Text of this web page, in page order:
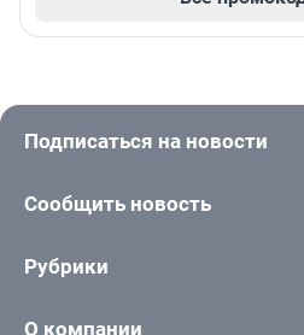
Подписаться на новости
Сообщить новость
Рубрики
О компании